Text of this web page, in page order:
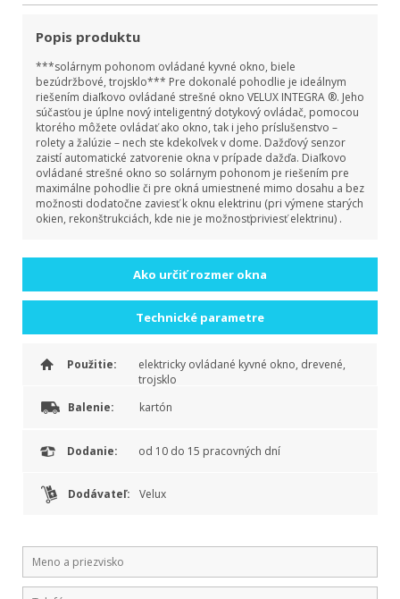
Popis produktu
***solárnym pohonom ovládané kyvné okno, biele
bezúdržbové, trojsklo*** Pre dokonalé pohodlie je ideálnym
riešením diaľkovo ovládané strešné okno VELUX INTEGRA ®. Jeho
súčasťou je úplne nový inteligentný dotykový ovládač, pomocou
ktorého môžete ovládať ako okno, tak i jeho príslušenstvo –
rolety a žalúzie – nech ste kdekoľvek v dome. Dažďový senzor
zaistí automatické zatvorenie okna v prípade dažďa. Diaľkovo
ovládané strešné okno so solárnym pohonom je riešením pre
maximálne pohodlie či pre okná umiestnené mimo dosahu a bez
možnosti dodatočne zaviesť k oknu elektrinu (pri výmene starých
okien, rekonštrukciách, kde nie je možnosťpriviesť elektrinu) .
Ako určiť rozmer okna
Technické parametre
Použitie:
elektricky ovládané kyvné okno, drevené,
trojsklo
Balenie:
kartón
Dodanie: od 10 do 15 pracovných dní
Dodávateľ: Velux